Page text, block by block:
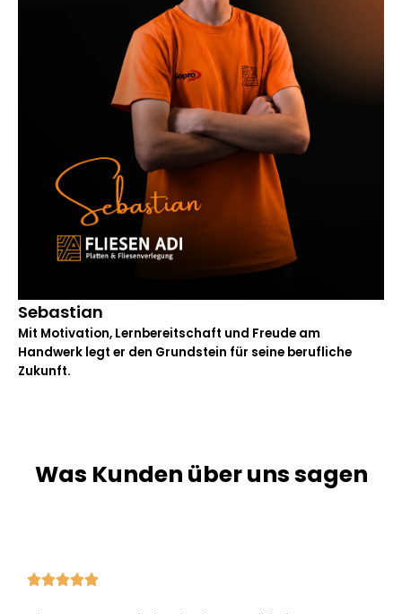
Sebastian
Mit Motivation, Lernbereitschaft und Freude am
Handwerk legt er den Grundstein für seine berufliche
Zukunft.
Was Kunden über uns sagen
5